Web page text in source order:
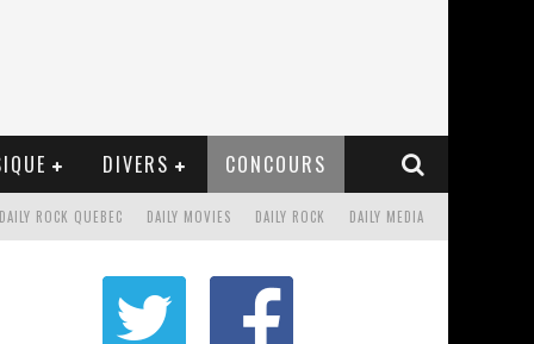
DIVERS CONCOURS
DAILY MEDIA
DAILY ROCK
DAILY MOVIES
DAILY ROCK QUEBEC